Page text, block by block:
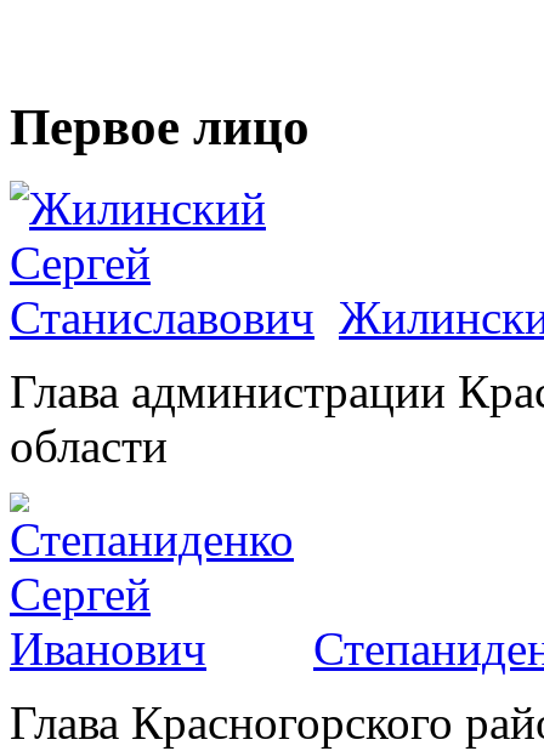
Первое лицо
Глава администрации
области
Глава Красногорского